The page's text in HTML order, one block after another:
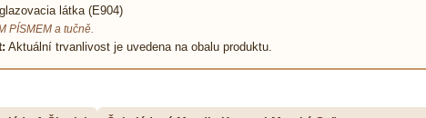
látka (E904)
PÍSMEM a tučně.
Aktuální trvanlivost je uvedena na obalu produktu.